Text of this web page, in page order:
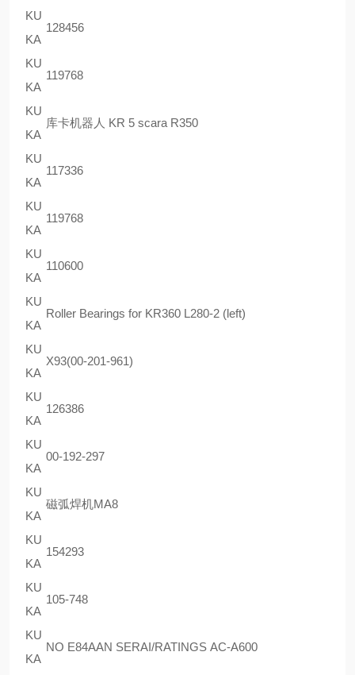
KU
KA
128456
KU
KA
119768
KU
KA
库卡机器人 KR 5 scara R350
KU
KA
117336
KU
KA
119768
KU
KA
110600
KU
KA
Roller Bearings for KR360 L280-2 (left)
KU
KA
X93(00-201-961)
KU
KA
126386
KU
KA
00-192-297
KU
KA
磁弧焊机MA8
KU
KA
154293
KU
KA
105-748
KU
KA
NO E84AAN SERAI/RATINGS AC-A600